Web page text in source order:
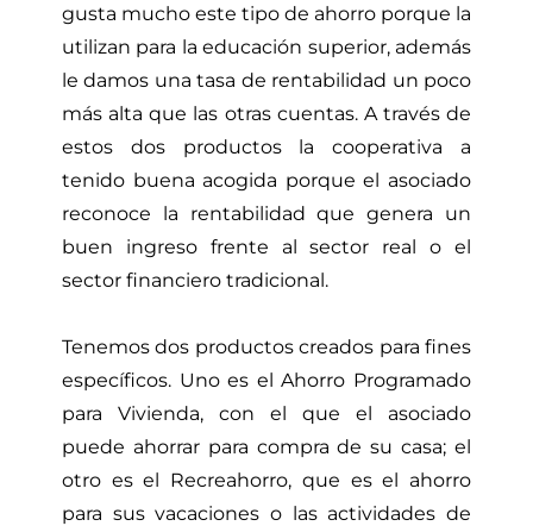
gusta mucho este tipo de ahorro porque la
utilizan para la educación superior, además
le damos una tasa de rentabilidad un poco
más alta que las otras cuentas. A través de
estos dos productos la cooperativa a
tenido buena acogida porque el asociado
reconoce la rentabilidad que genera un
buen ingreso frente al sector real o el
sector financiero tradicional.
Tenemos dos productos creados para fines
específicos. Uno es el Ahorro Programado
para Vivienda, con el que el asociado
puede ahorrar para compra de su casa; el
otro es el Recreahorro, que es el ahorro
para sus vacaciones o las actividades de